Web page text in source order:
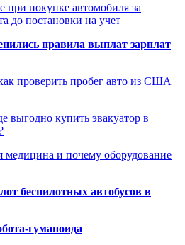
при покупке автомобиля за
до постановки на учет
правила выплат зарплат
проверить пробег авто из США
выгодно купить эвакуатор в
медицина и почему оборудование
беспилотных автобусов в
гуманоида